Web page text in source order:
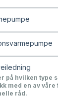
på hvilken type
med en av
råd.